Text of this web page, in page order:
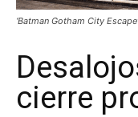
‘Batman Gotham City
cierre